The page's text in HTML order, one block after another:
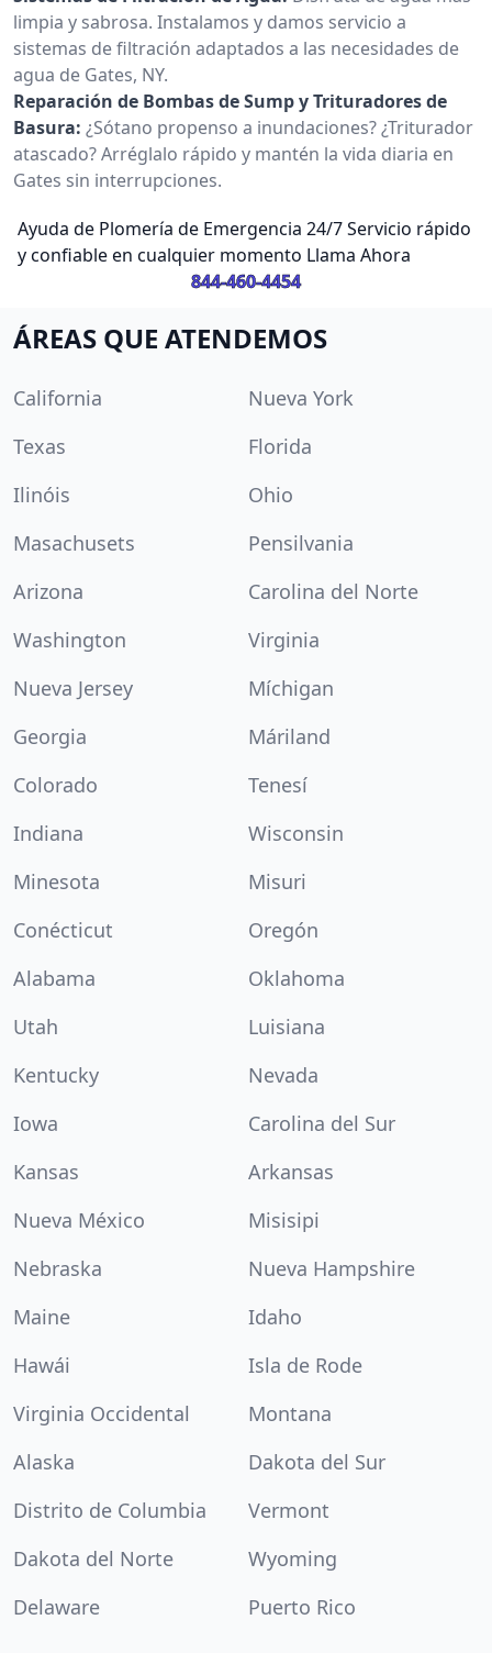
limpia y sabrosa. Instalamos y damos servicio a
sistemas de filtración adaptados a las necesidades de
agua de Gates, NY.
Reparación de Bombas de Sump y Trituradores de
Basura: ¿Sótano propenso a inundaciones? ¿Triturador
atascado? Arréglalo rápido y mantén la vida diaria en
Gates sin interrupciones.
Ayuda de Plomería de Emergencia 24/7 Servicio rápido
y confiable en cualquier momento Llama Ahora
844-460-4454
ÁREAS QUE ATENDEMOS
California
Nueva York
Texas
Florida
Ilinóis
Ohio
Masachusets
Pensilvania
Arizona
Carolina del Norte
Washington
Virginia
Nueva Jersey
Míchigan
Georgia
Máriland
Colorado
Tenesí
Indiana
Wisconsin
Minesota
Misuri
Conécticut
Oregón
Alabama
Oklahoma
Utah
Luisiana
Kentucky
Nevada
Iowa
Carolina del Sur
Kansas
Arkansas
Nueva México
Misisipi
Nebraska
Nueva Hampshire
Maine
Idaho
Hawái
Isla de Rode
Virginia Occidental
Montana
Alaska
Dakota del Sur
Distrito de Columbia
Vermont
Dakota del Norte
Wyoming
Delaware
Puerto Rico